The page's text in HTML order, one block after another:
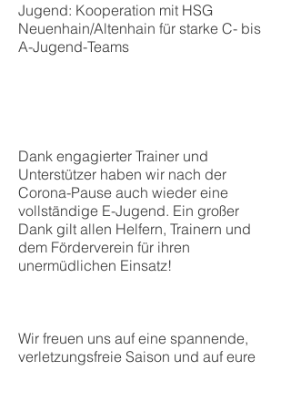
Jugend: Kooperation mit HSG
Neuenhain/Altenhain für starke C- bis
A-Jugend-Teams
Dank engagierter Trainer und
Unterstützer haben wir nach der
Corona-Pause auch wieder eine
vollständige E-Jugend. Ein großer
Dank gilt allen Helfern, Trainern und
dem Förderverein für ihren
unermüdlichen Einsatz!
Wir freuen uns auf eine spannende,
verletzungsfreie Saison und auf eure